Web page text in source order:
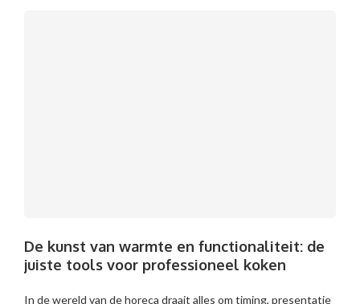
De kunst van warmte en functionaliteit: de
juiste tools voor professioneel koken
In de wereld van de horeca draait alles om timing, presentatie